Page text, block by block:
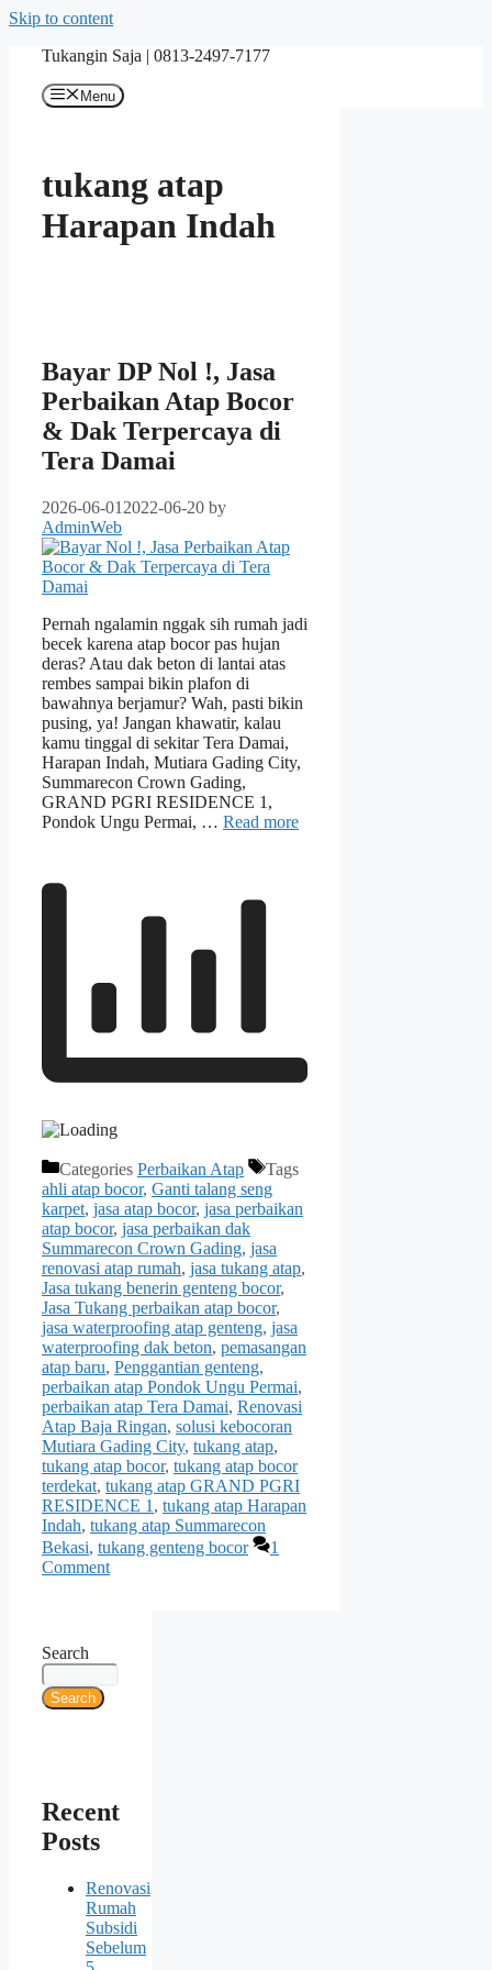
Skip to content
Tukangin Saja | 0813-2497-7177
Menu
tukang atap
Harapan Indah
Bayar DP Nol !, Jasa
Perbaikan Atap Bocor
& Dak Terpercaya di
Tera Damai
2026-06-01 2022-06-20 by
AdminWeb
Pernah ngalamin nggak sih rumah jadi
becek karena atap bocor pas hujan
deras? Atau dak beton di lantai atas
rembes sampai bikin plafon di
bawahnya berjamur? Wah, pasti bikin
pusing, ya! Jangan khawatir, kalau
kamu tinggal di sekitar Tera Damai,
Harapan Indah, Mutiara Gading City,
Summarecon Crown Gading,
GRAND PGRI RESIDENCE 1,
Pondok Ungu Permai, … Read more
Categories Perbaikan Atap
Tags
ahli atap bocor, Ganti talang seng
karpet, jasa atap bocor, jasa perbaikan
atap bocor, jasa perbaikan dak
Summarecon Crown Gading, jasa
renovasi atap rumah, jasa tukang atap,
Jasa tukang benerin genteng bocor,
Jasa Tukang perbaikan atap bocor,
jasa waterproofing atap genteng, jasa
waterproofing dak beton, pemasangan
atap baru, Penggantian genteng,
perbaikan atap Pondok Ungu Permai,
perbaikan atap Tera Damai, Renovasi
Atap Baja Ringan, solusi kebocoran
Mutiara Gading City, tukang atap,
tukang atap bocor, tukang atap bocor
terdekat, tukang atap GRAND PGRI
RESIDENCE 1, tukang atap Harapan
Indah, tukang atap Summarecon
Bekasi, tukang genteng bocor
1
Comment
Search
Search
Recent
Posts
Renovasi
Rumah
Subsidi
Sebelum